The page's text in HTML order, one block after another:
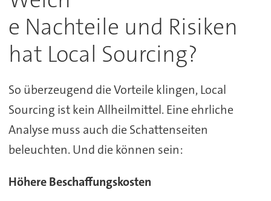
e Nachteile und Risiken
hat Local Sourcing?
So überzeugend die Vorteile klingen, Local
Sourcing ist kein Allheilmittel. Eine ehrliche
Analyse muss auch die Schattenseiten
beleuchten. Und die können sein:
Höhere Beschaffungskosten